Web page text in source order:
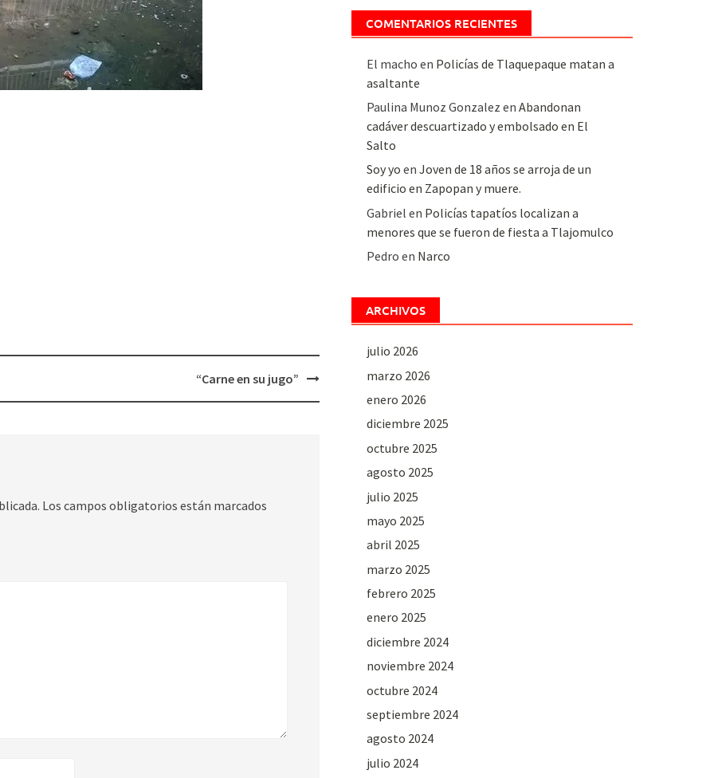
“Carne en su jugo”
Los campos obligatorios están marcados
COMENTARIOS RECIENTES
El macho en Policías de Tlaquepaque matan a
asaltante
Paulina Munoz Gonzalez en Abandonan
cadáver descuartizado y embolsado en El
Salto
Soy yo en Joven de 18 años se arroja de un
edificio en Zapopan y muere.
Gabriel en Policías tapatíos localizan a
menores que se fueron de fiesta a Tlajomulco
Pedro en Narco
ARCHIVOS
julio 2026
marzo 2026
enero 2026
diciembre 2025
octubre 2025
agosto 2025
julio 2025
mayo 2025
abril 2025
marzo 2025
febrero 2025
enero 2025
diciembre 2024
noviembre 2024
octubre 2024
septiembre 2024
agosto 2024
julio 2024